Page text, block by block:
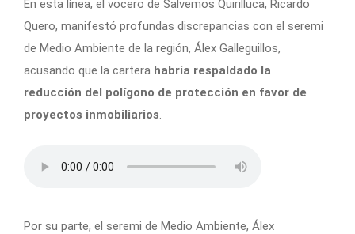
En esta línea, el vocero de Salvemos Quirilluca, Ricardo
Quero, manifestó profundas discrepancias con el seremi
de Medio Ambiente de la región, Álex Galleguillos,
acusando que la cartera habría respaldado la
reducción del polígono de protección en favor de
proyectos inmobiliarios
Por su parte, el seremi de Medio Ambiente, Álex